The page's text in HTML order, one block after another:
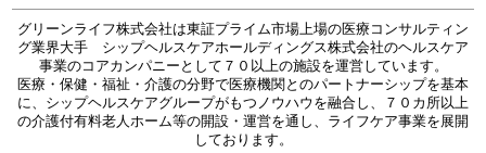
グリーンライフ株式会社は東証プライム市場上場の医療コンサルティン
グ業界大手 シップヘルスケアホールディングス株式会社のヘルスケア
事業のコアカンパニーとして７０以上の施設を運営しています。
医療・保健・福祉・介護の分野で医療機関とのパートナーシップを基本
に、シップヘルスケアグループがもつノウハウを融合し、７０カ所以上
の介護付有料老人ホーム等の開設・運営を通し、ライフケア事業を展開
しております。